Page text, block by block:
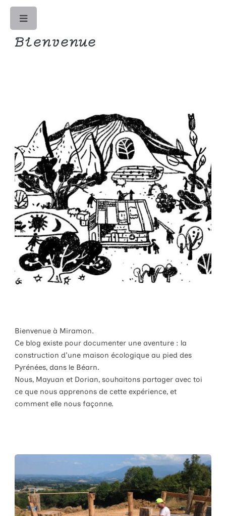
Bienvenue
Bienvenue à Miramon.
Ce blog existe pour documenter une aventure : la
construction d'une maison écologique au pied des
Pyrénées, dans le Béarn.
Nous, Mayuan et Dorian, souhaitons partager avec toi
ce que nous apprenons de cette expérience, et
comment elle nous façonne.